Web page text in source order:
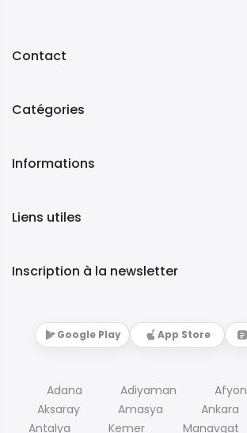
Contact
Catégories
Informations
Liens utiles
Inscription à la newsletter
Google Play App Store
Adana Adiyaman Afyon
Aksaray
Amasya Ankara
Antalya
Kemer Manavgat